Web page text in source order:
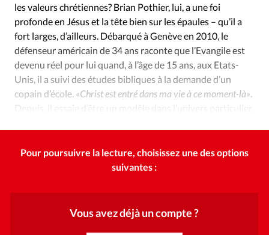
RUBRIQUES
Tous les articles
Actualité chrétienne
Actualité internationale
Chronique
Culture
Dossier
Eglises Génération réveil
Monde
Opinions
Publireportage
Relations Aujourd'hui
Société
Tour du monde des Eglises
Trait d'Ixène
les valeurs chrétiennes? Brian Pothier, lui, a une foi
profonde en Jésus et la tête bien sur les épaules – qu’il a
fort larges, d’ailleurs. Débarqué à Genève en 2010, le
défenseur américain de 34 ans raconte que l’Evangile est
devenu réel pour lui quand, à l’âge de 15 ans, aux Etats-
Unis, il a suivi des études bibliques à la demande d’un
copain d’école. «Christ est entré dans ma vie à ce moment-là»
Depuis, il essaie d’être un modèle dans l’univers particulier
Pour poursuivre la lecture, choisissez une des options
suivantes :
Vous avez déjà un compte ?